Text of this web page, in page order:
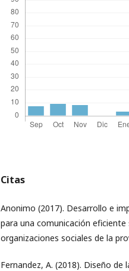
Citas
Anonimo (2017). Desarrollo e
para una comunicación
organizaciones sociales de la
Fernandez, A. (2018). Diseño de